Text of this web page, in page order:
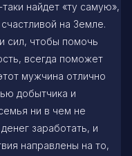
найдет «ту самую»,
на Земле.
сил, чтобы помочь
всегда поможет
мужчина отлично
добытчика и
ни в чем не
заработать, и
направлены на то,